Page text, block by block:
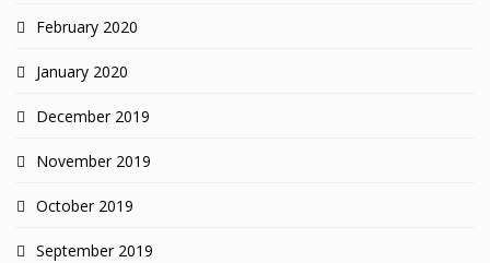
February 2020
January 2020
December 2019
November 2019
October 2019
September 2019